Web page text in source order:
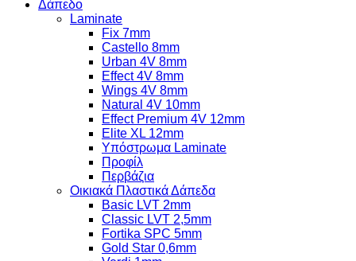
Δάπεδο
Laminate
Fix 7mm
Castello 8mm
Urban 4V 8mm
Effect 4V 8mm
Wings 4V 8mm
Natural 4V 10mm
Effect Premium 4V 12mm
Elite XL 12mm
Υπόστρωμα Laminate
Προφίλ
Περβάζια
Οικιακά Πλαστικά Δάπεδα
Basic LVT 2mm
Classic LVT 2,5mm
Fortika SPC 5mm
Gold Star 0,6mm